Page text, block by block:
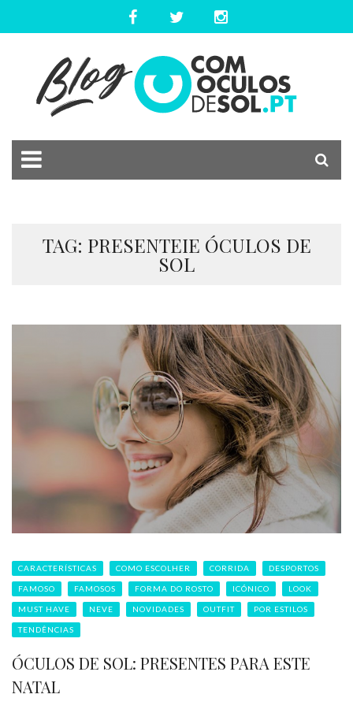
TAG: PRESENTEIE ÓCULOS DE
SOL
CARACTERÍSTICAS COMO ESCOLHER CORRIDA DESPORTOS
FAMOSO FAMOSOS FORMA DO ROSTO ICÓNICO LOOK
MUST HAVE NEVE NOVIDADES OUTFIT POR ESTILOS
TENDÊNCIAS
ÓCULOS DE SOL: PRESENTES PARA ESTE
NATAL